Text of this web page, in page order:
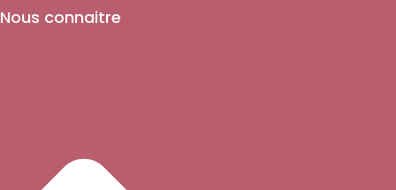
Nous connaitre